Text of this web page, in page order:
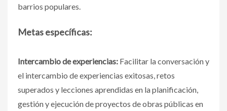
barrios populares.
Metas específicas:
Intercambio de experiencias: Facilitar la conversación y
el intercambio de experiencias exitosas, retos
superados y lecciones aprendidas en la planificación,
gestión y ejecución de proyectos de obras públicas en